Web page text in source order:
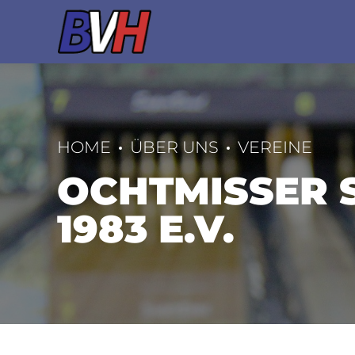
HOME ÜBER UNS VEREINE
OCHTMISSER
1983 E.V.